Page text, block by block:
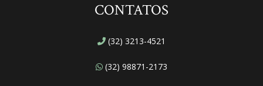
CONTATOS
(32) 3213-4521
(32) 98871-2173